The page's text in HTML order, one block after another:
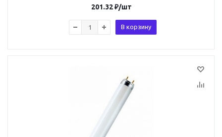
201.32₽/шт
В корзину